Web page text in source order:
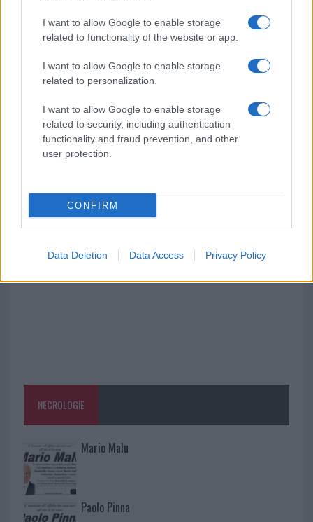
I want to allow Google to enable storage
related to functionality of the website or app.
I want to allow Google to enable storage
related to personalization.
I want to allow Google to enable storage
related to security, including authentication
functionality and fraud prevention, and other
user protection.
CONFIRM
Data Deletion Data Access Privacy Policy
Le previsioni meteo per il weekend a Olbia e in
Michelle Hunziker in Gallura, bella anche dal
vivo: un amico vip svela come fa
Calangianus, dopo le polemiche il centro
Olbia, divieto di sosta contro spaccio e degrado:
esplode la protesta
NECROLOGIE
Mario Malu
Paolo Pinna